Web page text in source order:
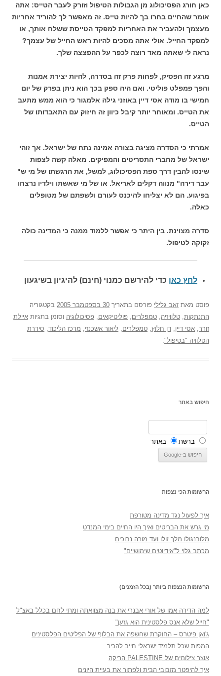
כאן חורג הפסיכולוג מן הגבולות הטיפול וזורק לעבר הטייס: אתה
אומר שהחיים בחרו בך להיות טייס. זה מאפשר לך להוריד אחריות
מעצמך ולהעביר את האחריות למפקד הטייסת ששלח אותך, או
למפקד החייל. אולי אתה מסכים להיות ראש החייל של עצמך?
נראה לי שאתה מאד רוצה לכפר על ההפצצה שלך.
מרגע זה הפסיק, לפחות פרק זה בסדרה, להיות יצירת אמנות
והפך פמפלט פוליטי. ואם היה ספק בכך הוא ניתן בפרק של יום
חמישי בו מודה אסי דיין באוזני גילה אלמגור כי הוא ממש מתעב
את הטייס. ומאוחר יותר קיבל כיוון זה חיזוק עם התאבדותו של
הטייס.
אמרתי כי הסדרה מציגה בצורה אמינה נתח של ישראל. אך זוהי
ישראל של מחברי התסריטים והמפיקים. מאלה קשה לצפות
שינסו להבין דרך ספת הפסיכולוג, למשל, את הרגשתו של מי ש"
עבר דירה" מנווה דקלים לאריאל. או של מי שאשתו וילדיו נרצחו
בפיגוע. הם לא יצליחו להיכנס לעורם ולשפתם של מטופלים
כאלה.
סדרה מצוינת. בין היתר כי אפשר ללמוד ממנה כי המדינה כולה
זקוקה לטיפול.
לחץ כאן כדי להירשם כמנוי (חינם) להיגיון בשיגעון
פוסט מאת זאב גלילי פורסם בתאריך 30 בספטמבר 2005
בקטגוריה
התנתקות, טלוויזיה, טמפלרים, פוליטיקאים, פסיכולוגיה וסומן בתגיות איילת
זורר, אסי דיין, דן חלוץ, טמפלרים, ליאור אשכנזי, מרכז הליכוד, סידרת
הטלוויה "בטיפול".
חיפוש באתר
ברשת באתר
הרשומות הכי נצפות
איך לפעול נגד מדינה מטורפת
מי גרש את הבריטים ואיך היו החיים בימי המנדט
מלובנגולו מלך זולו ועד מורה נבוכים
מכתב גלוי ל"אידיוטים שימושיים"
הרשומות הנצפות ביותר (בכל הזמנים)
למה הדירה אמו של אורי אבנרי את בנה מצוואתה ומתי לחם בכלל באצ"ל
"חייל שלא אנס פלסטינית הוא גזען"
ג'ואן פיטרס – החוקרת שחשפה את הבלוף של הפליטים הפלסטינים
המפות שכל תלמיד ישראלי חייב להכיר
אוצר צילומים של PALESTINE הריקה
איך להיפטר מזבובי הבית ולפתור את בעיית היונים